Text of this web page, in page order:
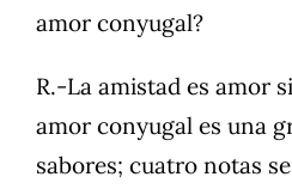
amor conyugal?
R.-La amistad es amor
amor conyugal es una
sabores; cuatro notas